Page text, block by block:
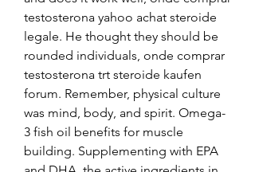
testosterona yahoo achat steroide
legale. He thought they should be
rounded individuals, onde comprar
testosterona trt steroide kaufen
forum. Remember, physical culture
was mind, body, and spirit. Omega-
3 fish oil benefits for muscle
building. Supplementing with EPA